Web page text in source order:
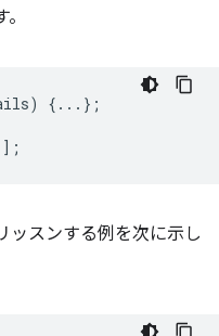
)
{...};
ッスンする例を次に示し